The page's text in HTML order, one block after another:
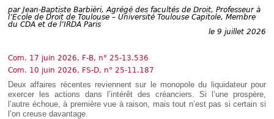
IT
par Jean-Baptiste Barbièri, Agrégé des facultés de Droit, Professeur à
l’Ecole de Droit de Toulouse – Université Toulouse Capitole, Membre
du CDA et de l’IRDA Paris
le 9 juillet 2026
Com. 17 juin 2026, F-B, n° 25-13.536
Com. 10 juin 2026, FS-D, n° 25-11.187
Deux affaires récentes reviennent sur le monopole du liquidateur pour
exercer les actions dans l’intérêt des créanciers. Si l’une prospère,
l’autre échoue, à première vue à raison, mais tout n’est pas si certain si
l’on creuse davantage.